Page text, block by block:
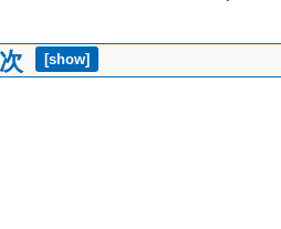
[show]